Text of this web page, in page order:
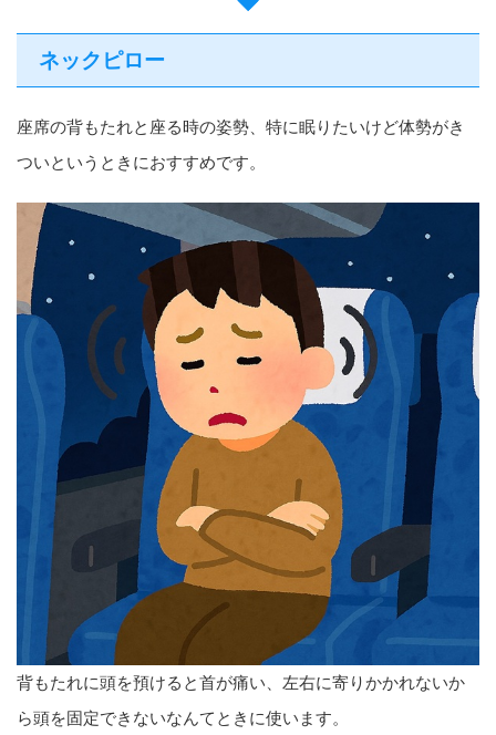
ネックピロー
座席の背もたれと座る時の姿勢、特に眠りたいけど体勢がき
ついというときにおすすめです。
背もたれに頭を預けると首が痛い、左右に寄りかかれないか
ら頭を固定できないなんてときに使います。